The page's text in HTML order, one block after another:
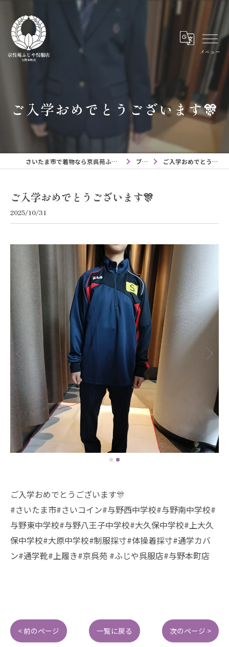
メニュー
ご入学おめでとうございます🎊
さいたま市で着物なら京呉苑ふじや呉服店与野本町店 ブログ ご入学おめでとうございます🎊
ご入学おめでとうございます🎊
2025/10/31
ご入学おめでとうございます🎊
#さいたま市#さいコイン#与野西中学校#与野南中学校#
与野東中学校#与野八王子中学校#大久保中学校#上大久
保中学校#大原中学校#制服採寸#体操着採寸#通学カバ
ン#通学靴#上履き#京呉苑 #ふじや呉服店#与野本町店
< 前のページ 一覧に戻る 次のページ >